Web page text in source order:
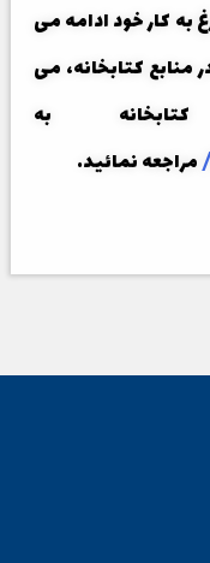
به کار خود ادامه می
کتابخانه، می
به
مراجعه نمائید.